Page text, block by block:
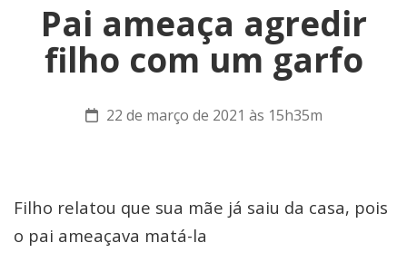
Pai ameaça agredir
filho com um garfo
22 de março de 2021 às 15h35m
Filho relatou que sua mãe já saiu da casa, pois
o pai ameaçava matá-la